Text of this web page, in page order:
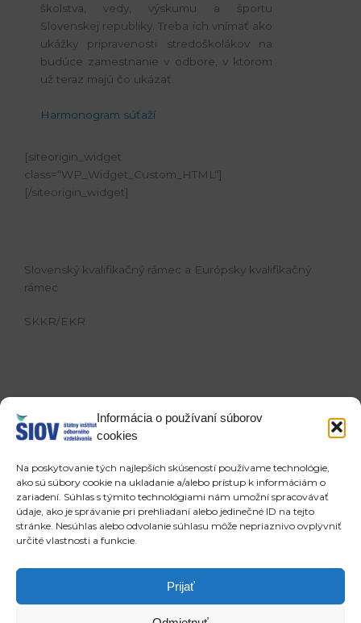
Informácia o používaní súborov
cookies
Na poskytovanie tých najlepších skúseností používame technológie,
ako sú súbory cookie na ukladanie a/alebo prístup k informáciám o
zariadení. Súhlas s týmito technológiami nám umožní spracovávať
údaje, ako je správanie pri prehliadaní alebo jedinečné ID na tejto
stránke. Nesúhlas alebo odvolanie súhlasu môže nepriaznivo ovplyvniť
určité vlastnosti a funkcie.
Prijať
školstva, vedy, výskumu a športu
Slovenskej republiky. Treba ich vnímať ako
ukážky pripravenosti stredoškolákov na
budúce zamestnanie v odbore, v ktorom
už teraz majú čo ukázať.
Harmonogram súťaží
[siteorigin_widget
class=“WP_Widget_Custom_HTML“]
[/siteorigin_widget]
Slovenský kvalifikačný rámec a Európsky kvalifikačný
rámec
SKKR/EKR
Slovenský kvalifikačný rámec (SKKR) je
komplexný rámec, ktorý obsahuje všetky
všeobecného vzdelávania, odborného
vzdelávania, vysokoškolského vzdelávania
a ďalšieho vzdelávania na Slovensku,
ktoré je možné získať cestou formálneho
(školského) vzdelávania, neformálneho